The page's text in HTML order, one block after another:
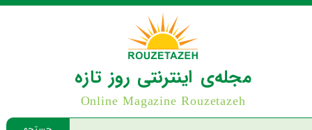
مجله‌ی اینترنتی روز تازه
Online Magazine Rouzetazeh